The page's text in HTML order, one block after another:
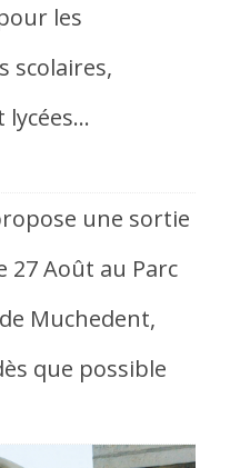
les
scolaires,
lycées…
une sortie
27 Août au Parc
Muchedent,
que possible